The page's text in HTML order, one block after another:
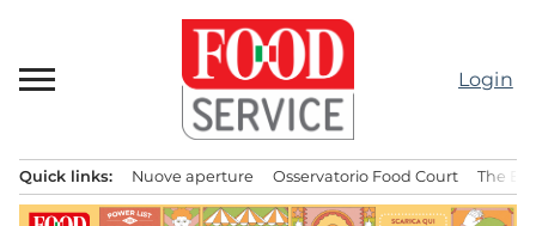
contenuto
Login
principale
Quick links: Nuove aperture Osservatorio Food Court The